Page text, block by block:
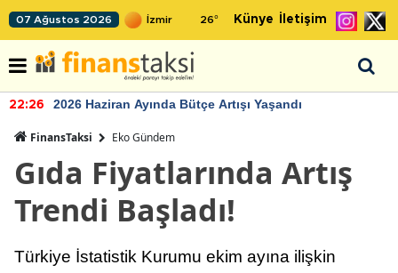
07 Ağustos 2026 26° Künye İletişim
22:26 2026 Haziran Ayında Bütçe Artışı Yaşandı
FinansTaksi Eko Gündem
Gıda Fiyatlarında Artış
Trendi Başladı!
Türkiye İstatistik Kurumu ekim ayına ilişkin